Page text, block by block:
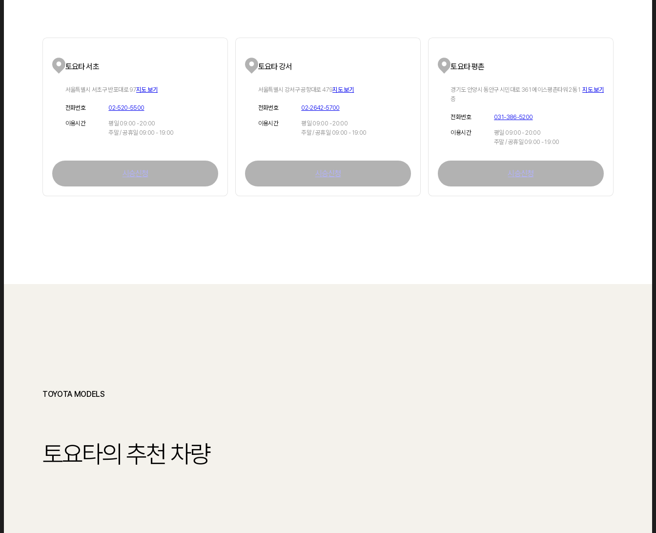
토요타 서초
서울특별시 서초구 반포대로 97지도 보기
전화번호 02-520-5500
이용시간
평일 09:00 - 20:00
주말 / 공휴일 09:00 - 19:00
시승신청
토요타 강서
서울특별시 강서구 공항대로 479지도 보기
전화번호 02-2642-5700
이용시간
평일 09:00 - 20:00
주말 / 공휴일 09:00 - 19:00
시승신청
토요타 평촌
경기도 안양시 동안구 시민대로 361 에이스평촌타워 2동 1
층
지도 보기
전화번호 031-386-5200
이용시간
평일 09:00 - 20:00
주말 / 공휴일 09:00 - 19:00
시승신청
TOYOTA MODELS
토요타의 추천 차량